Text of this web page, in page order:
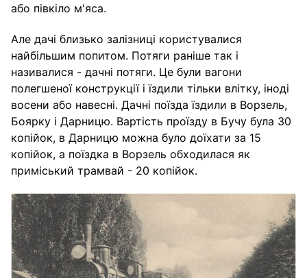
або півкіло м'яса.
Але дачі близько залізниці користувалися
найбільшим попитом. Потяги раніше так і
називалися - дачні потяги. Це були вагони
полегшеної конструкції і їздили тільки влітку, іноді
восени або навесні. Дачні поїзда їздили в Ворзель,
Боярку і Дарницю. Вартість проїзду в Бучу була 30
копійок, в Дарницю можна було доїхати за 15
копійок, а поїздка в Ворзель обходилася як
приміський трамвай - 20 копійок.